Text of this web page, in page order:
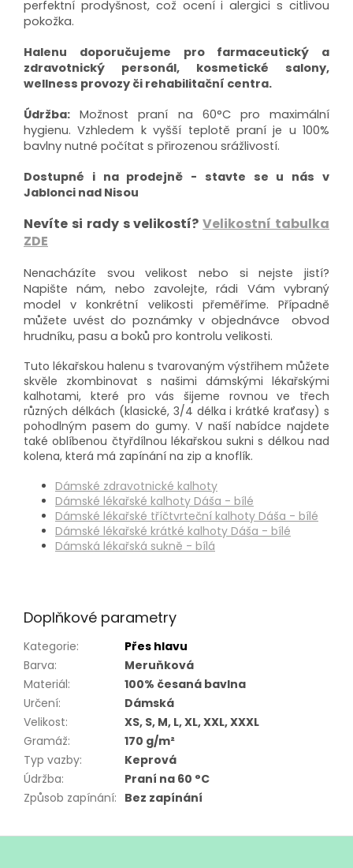
perfektní prodyšnost, což ocení i alergici s citlivou
pokožka.
Halenu doporučujeme pro farmaceutický a
zdravotnický personál, kosmetické salony,
wellness provozy či rehabilitační centra.
Údržba: Možnost praní na 60°C pro maximální
hygienu. Vzhledem k vyšší teplotě praní je u 100%
bavlny nutné počítat s přirozenou srážlivostí.
Dostupné i na prodejně - stavte se u nás v
Jablonci nad Nisou
Nevíte si rady s velikostí?Velikostní tabulka
ZDE
Nenacházíte svou velikost nebo si nejste jistí?
Napište nám, nebo zavolejte, rádi Vám vybraný
model v konkrétní velikosti přeměříme. Případně
můžete uvést do poznámky v objednávce obvod
hrudníku, pasu a boků pro kontrolu velikosti.
Tuto lékařskou halenu s tvarovaným výstřihem můžete
skvěle zkombinovat s našimi dámskými lékařskými
kalhotami, které pro vás šijeme rovnou ve třech
různých délkách (klasické, 3/4 délka i krátké kraťasy) s
pohodlným pasem do gumy. V naší nabídce najdete
také oblíbenou čtyřdílnou lékařskou sukni s délkou nad
kolena, která má zapínání na zip a knoflík.
Dámské zdravotnické kalhoty
Dámské lékařské kalhoty Dáša - bílé
Dámské lékařské tříčtvrteční kalhoty Dáša - bílé
Dámské lékařské krátké kalhoty Dáša - bílé
Dámská lékařská sukně - bílá
Doplňkové parametry
Kategorie:
Přes hlavu
Barva:
Meruňková
Materiál:
100% česaná bavlna
Určení:
Dámská
Velikost:
XS, S, M, L, XL, XXL, XXXL
Gramáž:
170 g/m²
Typ vazby:
Keprová
Údržba:
Praní na 60 °C
Způsob zapínání: Bez zapínání
Z